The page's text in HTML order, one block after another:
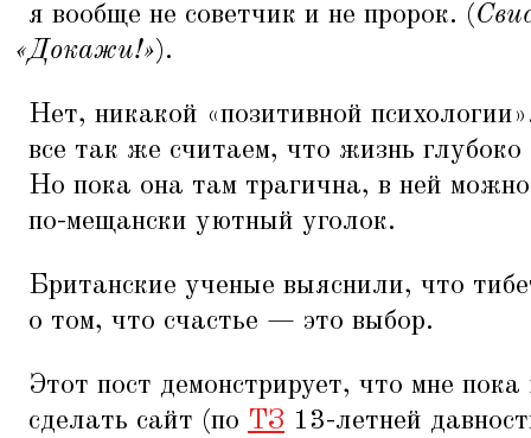
я вообще не советчик и не пророк. (
«Докажи!»).
Нет, никакой «позитивной
все так же считаем, что жизнь глубоко
Но пока она там трагична, в ней
по-мещански уютный уголок.
Британские ученые выяснили, что
о том, что счастье — это выбор.
Этот пост демонстрирует, что мне
сделать сайт (по ТЗ 13-летней